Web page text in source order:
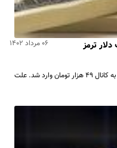
۰۶ مرداد ۱۴۰۲
ترمز
قیمت دلار مرز ۴۸ هزار تومان را پشت سر گذاشت و به کانال ۴۹ هزار تومان وارد شد. علت